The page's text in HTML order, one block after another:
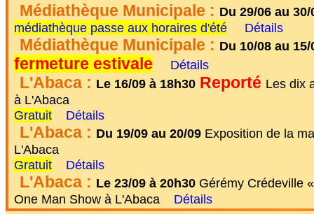
Médiathèque Municipale : Du 29/06 au 30/
médiathèque passe aux horaires d'été
Détails
Médiathèque Municipale : Du 10/08 au 15/
fermeture estivale Détails
L'Abaca : Le 16/09 à 18h30 Reporté Les dix
à L'Abaca
Gratuit
Détails
L'Abaca : Du 19/09 au 20/09 Exposition de la
L'Abaca
Gratuit
Détails
L'Abaca : Le 23/09 à 20h30 Gérémy Crédeville
One Man Show à L'Abaca Détails